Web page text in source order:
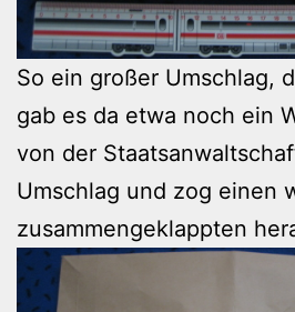
So ein großer Umschlag,
gab es da etwa noch ein
von der
Umschlag und zog einen
zusammengeklappten